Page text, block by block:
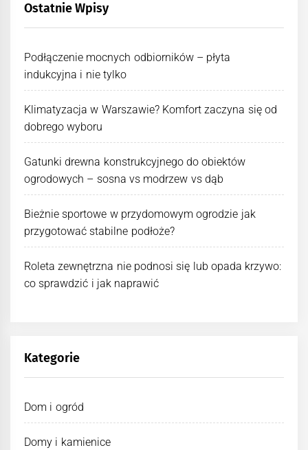
Ostatnie Wpisy
Podłączenie mocnych odbiorników – płyta
indukcyjna i nie tylko
Klimatyzacja w Warszawie? Komfort zaczyna się od
dobrego wyboru
Gatunki drewna konstrukcyjnego do obiektów
ogrodowych – sosna vs modrzew vs dąb
Bieżnie sportowe w przydomowym ogrodzie jak
przygotować stabilne podłoże?
Roleta zewnętrzna nie podnosi się lub opada krzywo:
co sprawdzić i jak naprawić
Kategorie
Dom i ogród
Domy i kamienice